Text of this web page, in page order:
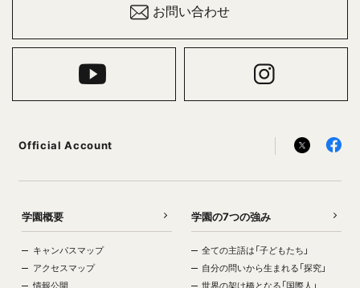
お問い合わせ
Official Account
学園概要
キャンパスマップ
アクセスマップ
学園の7つの強み
全ての主語は「子どもたち」
自分の問いから生まれる「探究」